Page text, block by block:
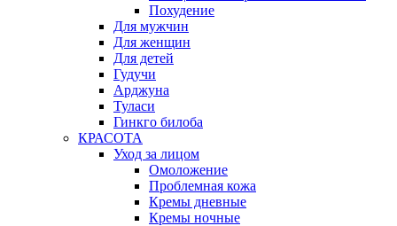
Похудение
Для мужчин
Для женщин
Для детей
Гудучи
Арджуна
Туласи
Гинкго билоба
КРАСОТА
Уход за лицом
Омоложение
Проблемная кожа
Кремы дневные
Кремы ночные